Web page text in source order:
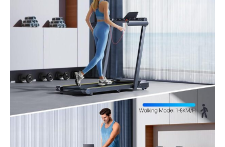
encombrante, aucun
assemblage requis】 Le
tapis roulant TOPUTURE
2-en-1 présente une
conception avancée sans
installation. Tournez
simplement la boucle. Ce
tapis roulant domestique
pèse 22 kg et comporte
des roues de transport
inférieures pour un
transport facile. Pliez et
rangez sous une table ou
un canapé pour gagner